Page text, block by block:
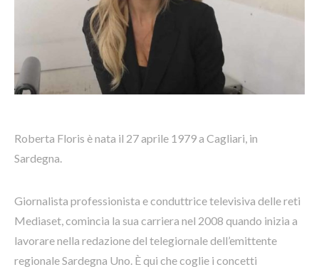
Roberta Floris è nata il 27 aprile 1979 a Cagliari, in
Sardegna.
Giornalista professionista e conduttrice televisiva delle reti
Mediaset, comincia la sua carriera nel 2008 quando inizia a
lavorare nella redazione del telegiornale dell’emittente
regionale Sardegna Uno. È qui che coglie i concetti